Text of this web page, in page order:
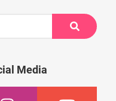
Suche
Media